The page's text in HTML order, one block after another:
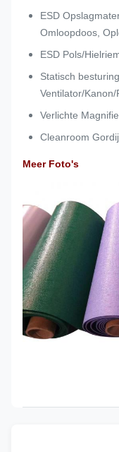
ESD
Omloopdoos,
ESD Pols/
Statisch
Ventilator/Kanon/
Verlichte
Cleanroom
Meer Foto's